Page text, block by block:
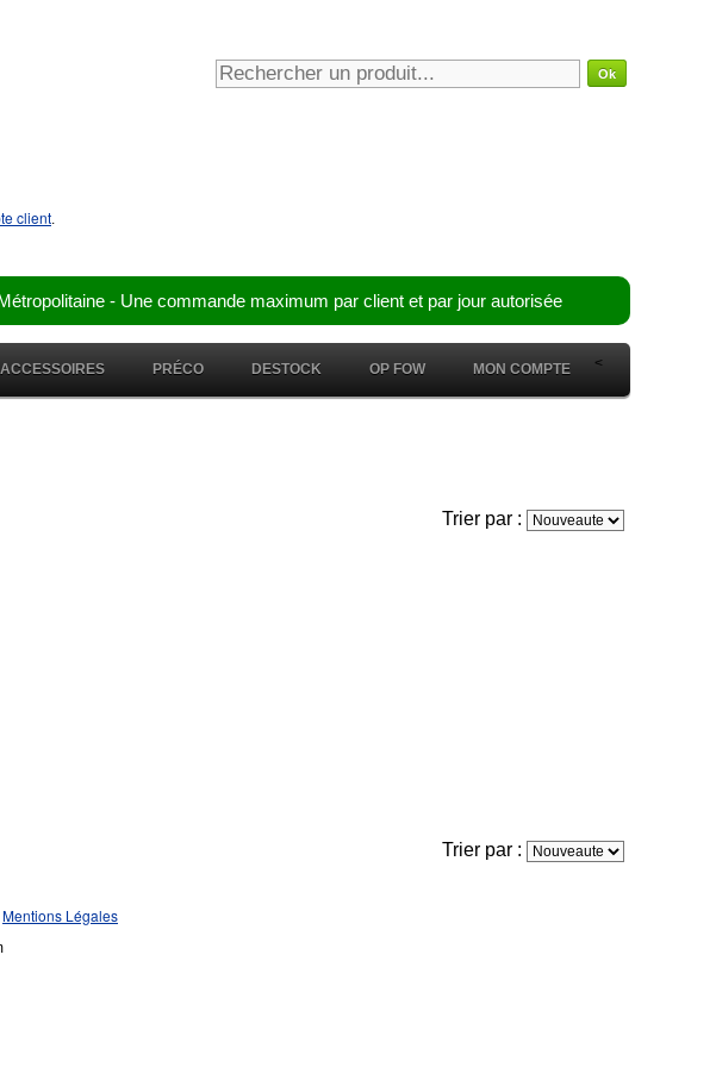
client.
- Une commande maximum par client et par jour autorisée
ACCESSOIRES PRÉCO <
DESTOCK OP FOW MON COMPTE
Trier par :
Trier par :
Mentions Légales